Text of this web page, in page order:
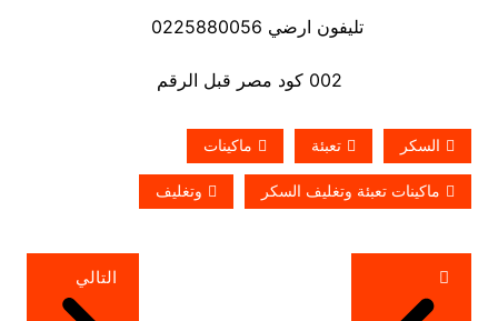
تليفون ارضي 0225880056
002 كود مصر قبل الرقم
السكر تعبئة ماكينات
ماكينات تعبئة وتغليف السكر وتغليف
تصفّح
المقالات
التالي